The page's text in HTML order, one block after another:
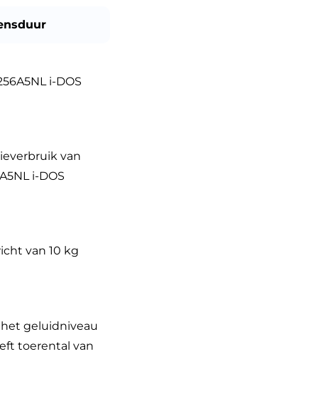
i-DOS
van
i-DOS
van 10 kg
geluidniveau
toerental van